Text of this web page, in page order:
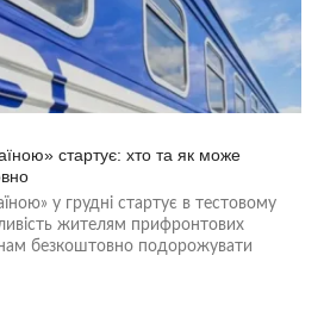
стартує: хто та як може
у грудні стартує в тестовому
жителям прифронтових
безкоштовно подорожувати